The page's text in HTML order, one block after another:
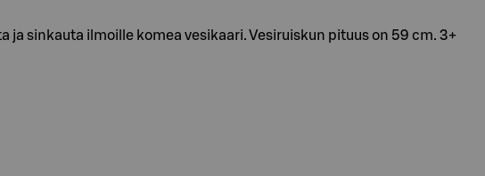
ja sinkauta ilmoille komea vesikaari. Vesiruiskun pituus on 59 cm. 3+